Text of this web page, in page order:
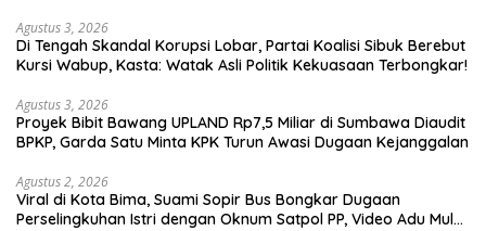
Agustus 3, 2026
Di Tengah Skandal Korupsi Lobar, Partai Koalisi Sibuk Berebut
Kursi Wabup, Kasta: Watak Asli Politik Kekuasaan Terbongkar!
Agustus 3, 2026
Proyek Bibit Bawang UPLAND Rp7,5 Miliar di Sumbawa Diaudit
BPKP, Garda Satu Minta KPK Turun Awasi Dugaan Kejanggalan
Agustus 2, 2026
Viral di Kota Bima, Suami Sopir Bus Bongkar Dugaan
Perselingkuhan Istri dengan Oknum Satpol PP, Video Adu Mulut